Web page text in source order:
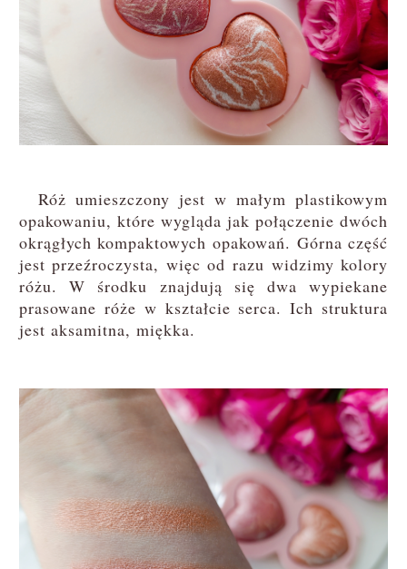
Róż umieszczony jest w małym plastikowym
opakowaniu, które wygląda jak połączenie dwóch
okrągłych kompaktowych opakowań. Górna część
jest przeźroczysta, więc od razu widzimy kolory
różu. W środku znajdują się dwa wypiekane
prasowane róże w kształcie serca. Ich struktura
jest aksamitna, miękka.